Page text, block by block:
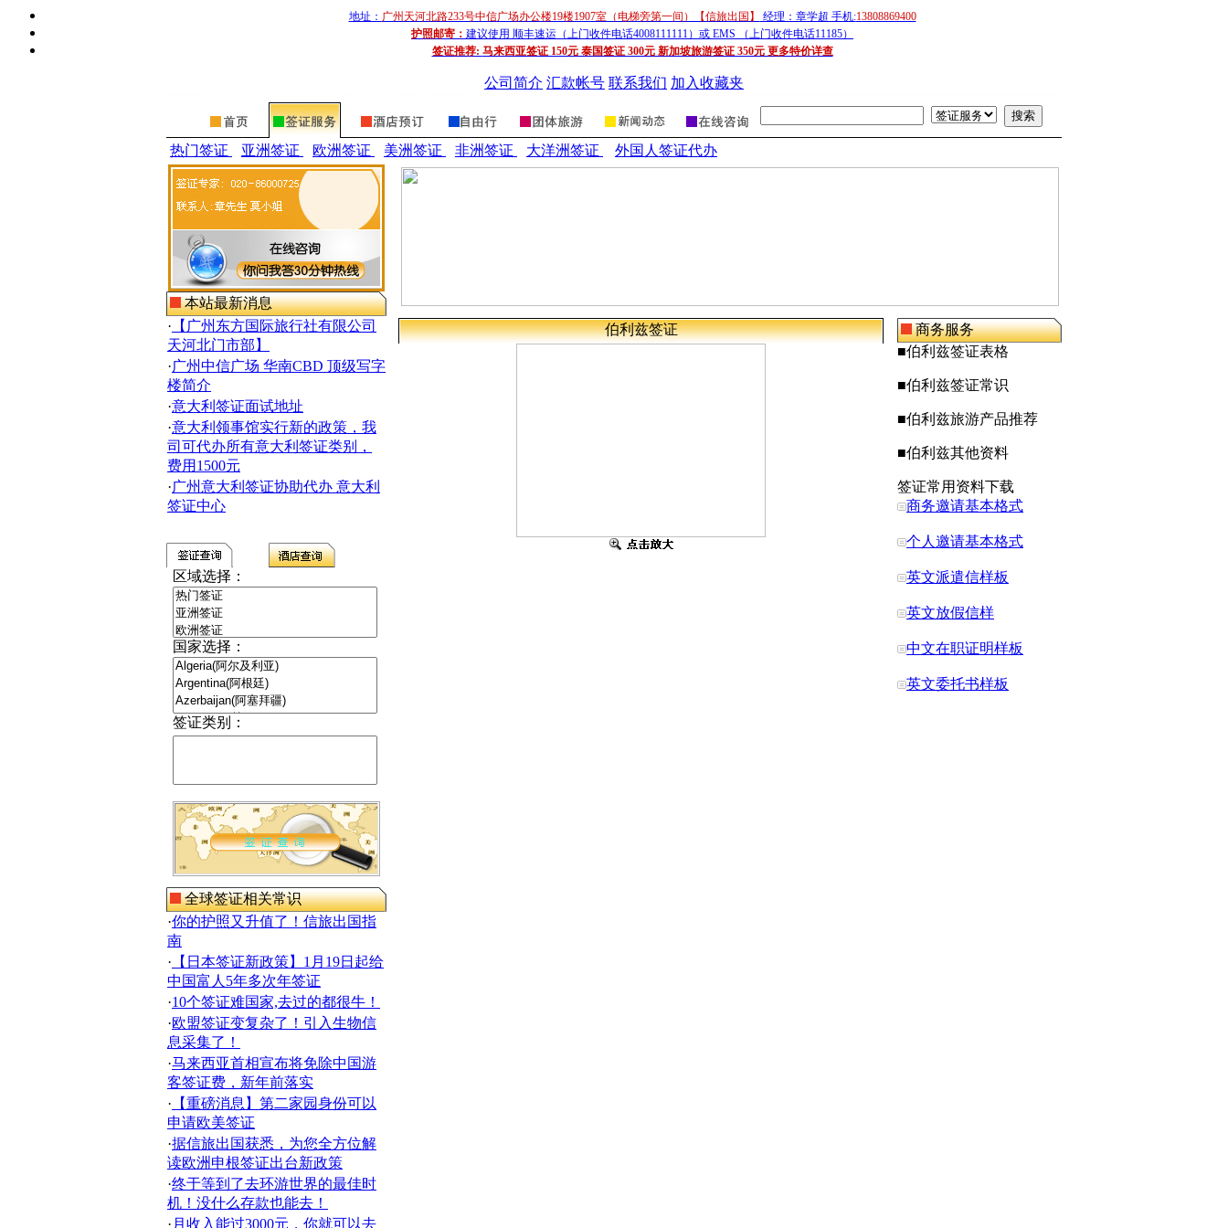
地址： 广州天河北路233号中信广场办公楼19楼1907室（电梯旁第一间）【信旅出国】 经理：章学超 手机:13808869400
护照邮寄： 建议使用 顺丰速运（上门收件电话4008111111）或 EMS （上门收件电话11185）
签证推荐: 马来西亚签证 150元 泰国签证 300元 新加坡旅游签证 350元 更多特价详查
公司简介 汇款帐号 联系我们 加入收藏夹
热门签证 亚洲签证 欧洲签证 美洲签证 非洲签证 大洋洲签证 外国人签证代办
本站最新消息
· 【广州东方国际旅行社有限公司
天河北门市部】
·广州中信广场 华南CBD 顶级写字
楼简介
·意大利签证面试地址
·意大利领事馆实行新的政策，我
司可代办所有意大利签证类别，
费用1500元
·广州意大利签证协助代办 意大利
签证中心
区域选择：
国家选择：
签证类别：
全球签证相关常识
·你的护照又升值了！信旅出国指
南
· 【日本签证新政策】1月19日起给
中国富人5年多次年签证
·10个签证难国家,去过的都很牛！
·欧盟签证变复杂了！引入生物信
息采集了！
·马来西亚首相宣布将免除中国游
客签证费，新年前落实
· 【重磅消息】第二家园身份可以
申请欧美签证
·据信旅出国获悉，为您全方位解
读欧洲申根签证出台新政策
·终于等到了去环游世界的最佳时
机！没什么存款也能去！
· 月收入能过3000元，你就可以去
伯利兹签证
商务服务
■伯利兹签证表格
■伯利兹签证常识
■伯利兹旅游产品推荐
■伯利兹其他资料
签证常用资料下载
商务邀请基本格式
个人邀请基本格式
英文派遣信样板
英文放假信样
中文在职证明样板
英文委托书样板